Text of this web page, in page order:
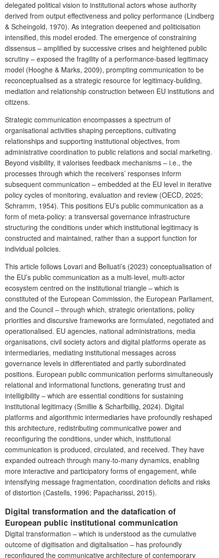
delegated political vision to institutional actors whose authority
derived from output effectiveness and policy performance (Lindberg
& Scheingold, 1970). As integration deepened and politicisation
intensified, this model eroded. The emergence of constraining
dissensus – amplified by successive crises and heightened public
scrutiny – exposed the fragility of a performance-based legitimacy
model (Hooghe & Marks, 2009), prompting communication to be
reconceptualised as a strategic resource for legitimacy-building,
mediation and relationship construction between EU institutions and
citizens.
Strategic communication encompasses a spectrum of
organisational activities shaping perceptions, cultivating
relationships and supporting institutional objectives, from
administrative coordination to public relations and social marketing.
Beyond visibility, it valorises feedback mechanisms – i.e., the
processes through which the receivers’ responses inform
subsequent communication – embedded at the EU level in iterative
policy cycles of monitoring, evaluation and review (OECD, 2025;
Schramm, 1954). This positions EU’s public communication as a
form of meta-policy: a transversal governance infrastructure
structuring the conditions under which institutional legitimacy is
constructed and maintained, rather than a support function for
individual policies.
This article follows Lovari and Belluati’s (2023) conceptualisation of
the EU’s public communication as a multi-level, multi-actor
ecosystem centred on the institutional triangle – which is
constituted of the European Commission, the European Parliament,
and the Council – through which, strategic orientations, policy
priorities and discursive frameworks are formulated, negotiated and
operationalised. EU agencies, national administrations, media
organisations, civil society actors and digital platforms operate as
intermediaries, mediating institutional messages across
governance levels in differentiated and partly subordinated
positions. European public communication performs simultaneously
relational and informational functions, generating trust and
intelligibility – which are essential conditions for sustaining
institutional legitimacy (Smillie & Scharfbillig, 2024). Digital
platforms and algorithmic intermediaries have profoundly reshaped
this architecture, redistributing communicative power and
reconfiguring the conditions, under which, institutional
communication is produced, circulated, and received. They have
expanded outreach through many-to-many dynamics, enabling
more interactive and participatory forms of engagement, while
intensifying message fragmentation, coordination deficits and risks
of distortion (Castells, 1996; Papacharissi, 2015).
Digital transformation and the datafication of
European public institutional communication
Digital transformation – which is understood as the cumulative
outcome of digitisation and digitalisation – has profoundly
reconfigured the communicative architecture of contemporary